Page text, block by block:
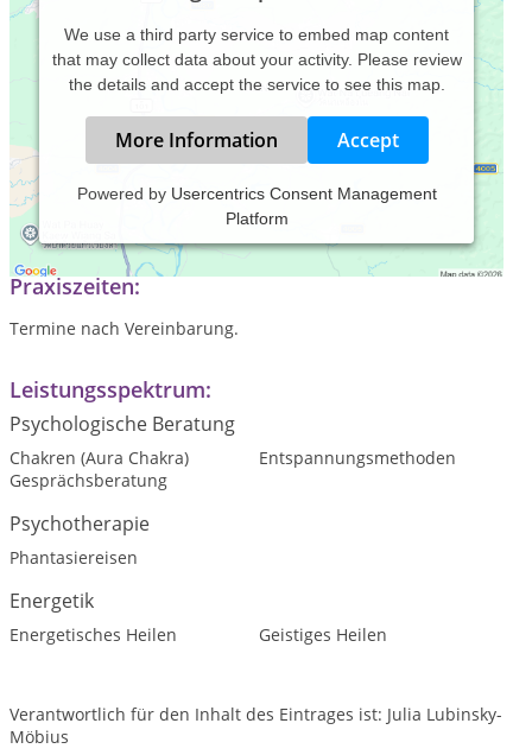
We use a third party service to embed map content
that may collect data about your activity. Please review
the details and accept the service to see this map.
More Information Accept
Powered by Usercentrics Consent Management
Platform
Heilpraktikerin für energetische Verfahren.
Praxiszeiten:
Termine nach Vereinbarung.
Leistungsspektrum:
Psychologische Beratung
Chakren (Aura Chakra)
Entspannungsmethoden
Gesprächsberatung
Psychotherapie
Phantasiereisen
Energetik
Energetisches Heilen Geistiges Heilen
Verantwortlich für den Inhalt des Eintrages ist: Julia Lubinsky-
Möbius